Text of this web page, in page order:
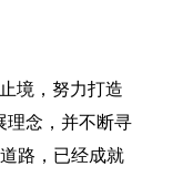
境，努力打造
理念，并不断寻
路，已经成就